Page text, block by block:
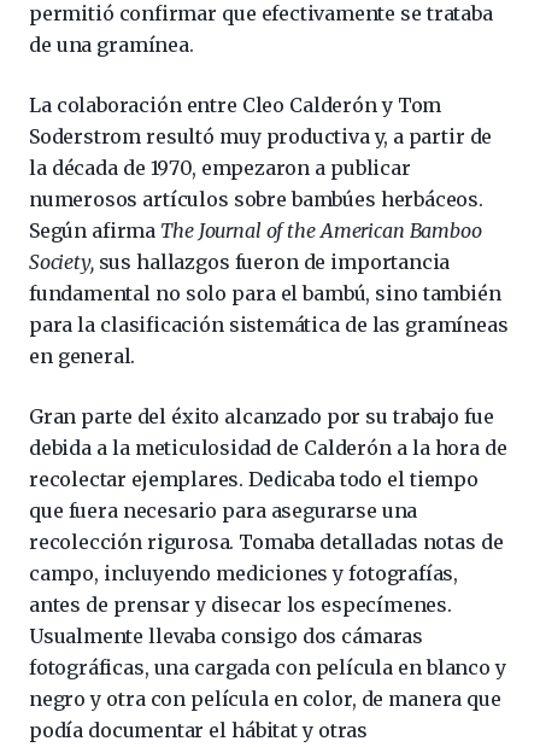
permitió confirmar que efectivamente se trataba
de una gramínea.
La colaboración entre Cleo Calderón y Tom
Soderstrom resultó muy productiva y, a partir de
la década de 1970, empezaron a publicar
numerosos artículos sobre bambúes herbáceos.
Según afirma The Journal of the American Bamboo
Society, sus hallazgos fueron de importancia
fundamental no solo para el bambú, sino también
para la clasificación sistemática de las gramíneas
en general.
Gran parte del éxito alcanzado por su trabajo fue
debida a la meticulosidad de Calderón a la hora de
recolectar ejemplares. Dedicaba todo el tiempo
que fuera necesario para asegurarse una
recolección rigurosa. Tomaba detalladas notas de
campo, incluyendo mediciones y fotografías,
antes de prensar y disecar los especímenes.
Usualmente llevaba consigo dos cámaras
fotográficas, una cargada con película en blanco y
negro y otra con película en color, de manera que
podía documentar el hábitat y otras